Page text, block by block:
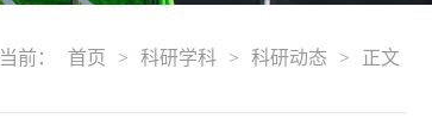
当前： 首页 > 科研学科 > 科研动态 > 正文